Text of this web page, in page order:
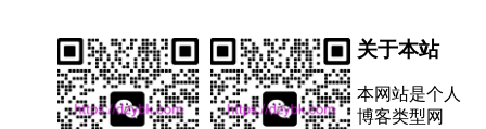
关于本站
本网站是个人
博客类型网